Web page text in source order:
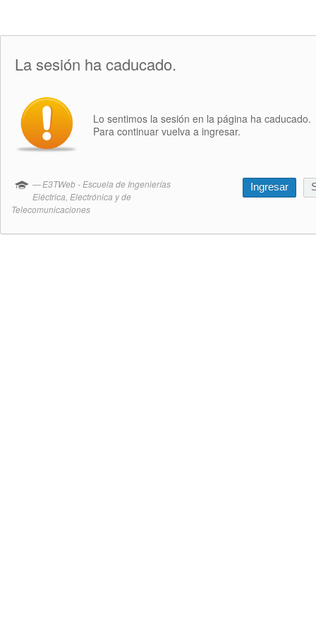
La sesión ha caducado.
Lo sentimos la sesión en la página ha caducado.
Para continuar vuelva a ingresar.
E3TWeb - Escuela de Ingenierías
Eléctrica, Electrónica y de
Telecomunicaciones
Ingresar